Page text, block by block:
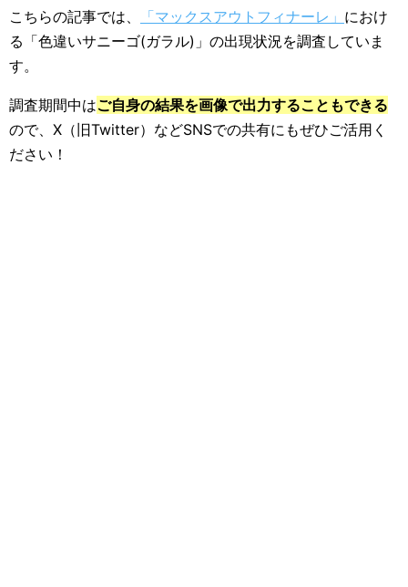
こちらの記事では、 「マックスアウトフィナーレ」 におけ
る「色違いサニーゴ(ガラル)」の出現状況を調査していま
す。
調査期間中はご自身の結果を画像で出力することもできる
ので、X（旧Twitter）などSNSでの共有にもぜひご活用く
ださい！